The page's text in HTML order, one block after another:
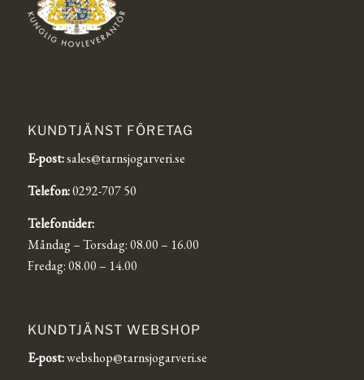
KUNDTJÄNST FÖRETAG
E-post:sales@tarnsjogarveri.se
Telefon:0292-707 50
Telefontider:
Måndag – Torsdag: 08.00 – 16.00
Fredag: 08.00 – 14.00
KUNDTJÄNST WEBSHOP
E-post:webshop@tarnsjogarveri.se